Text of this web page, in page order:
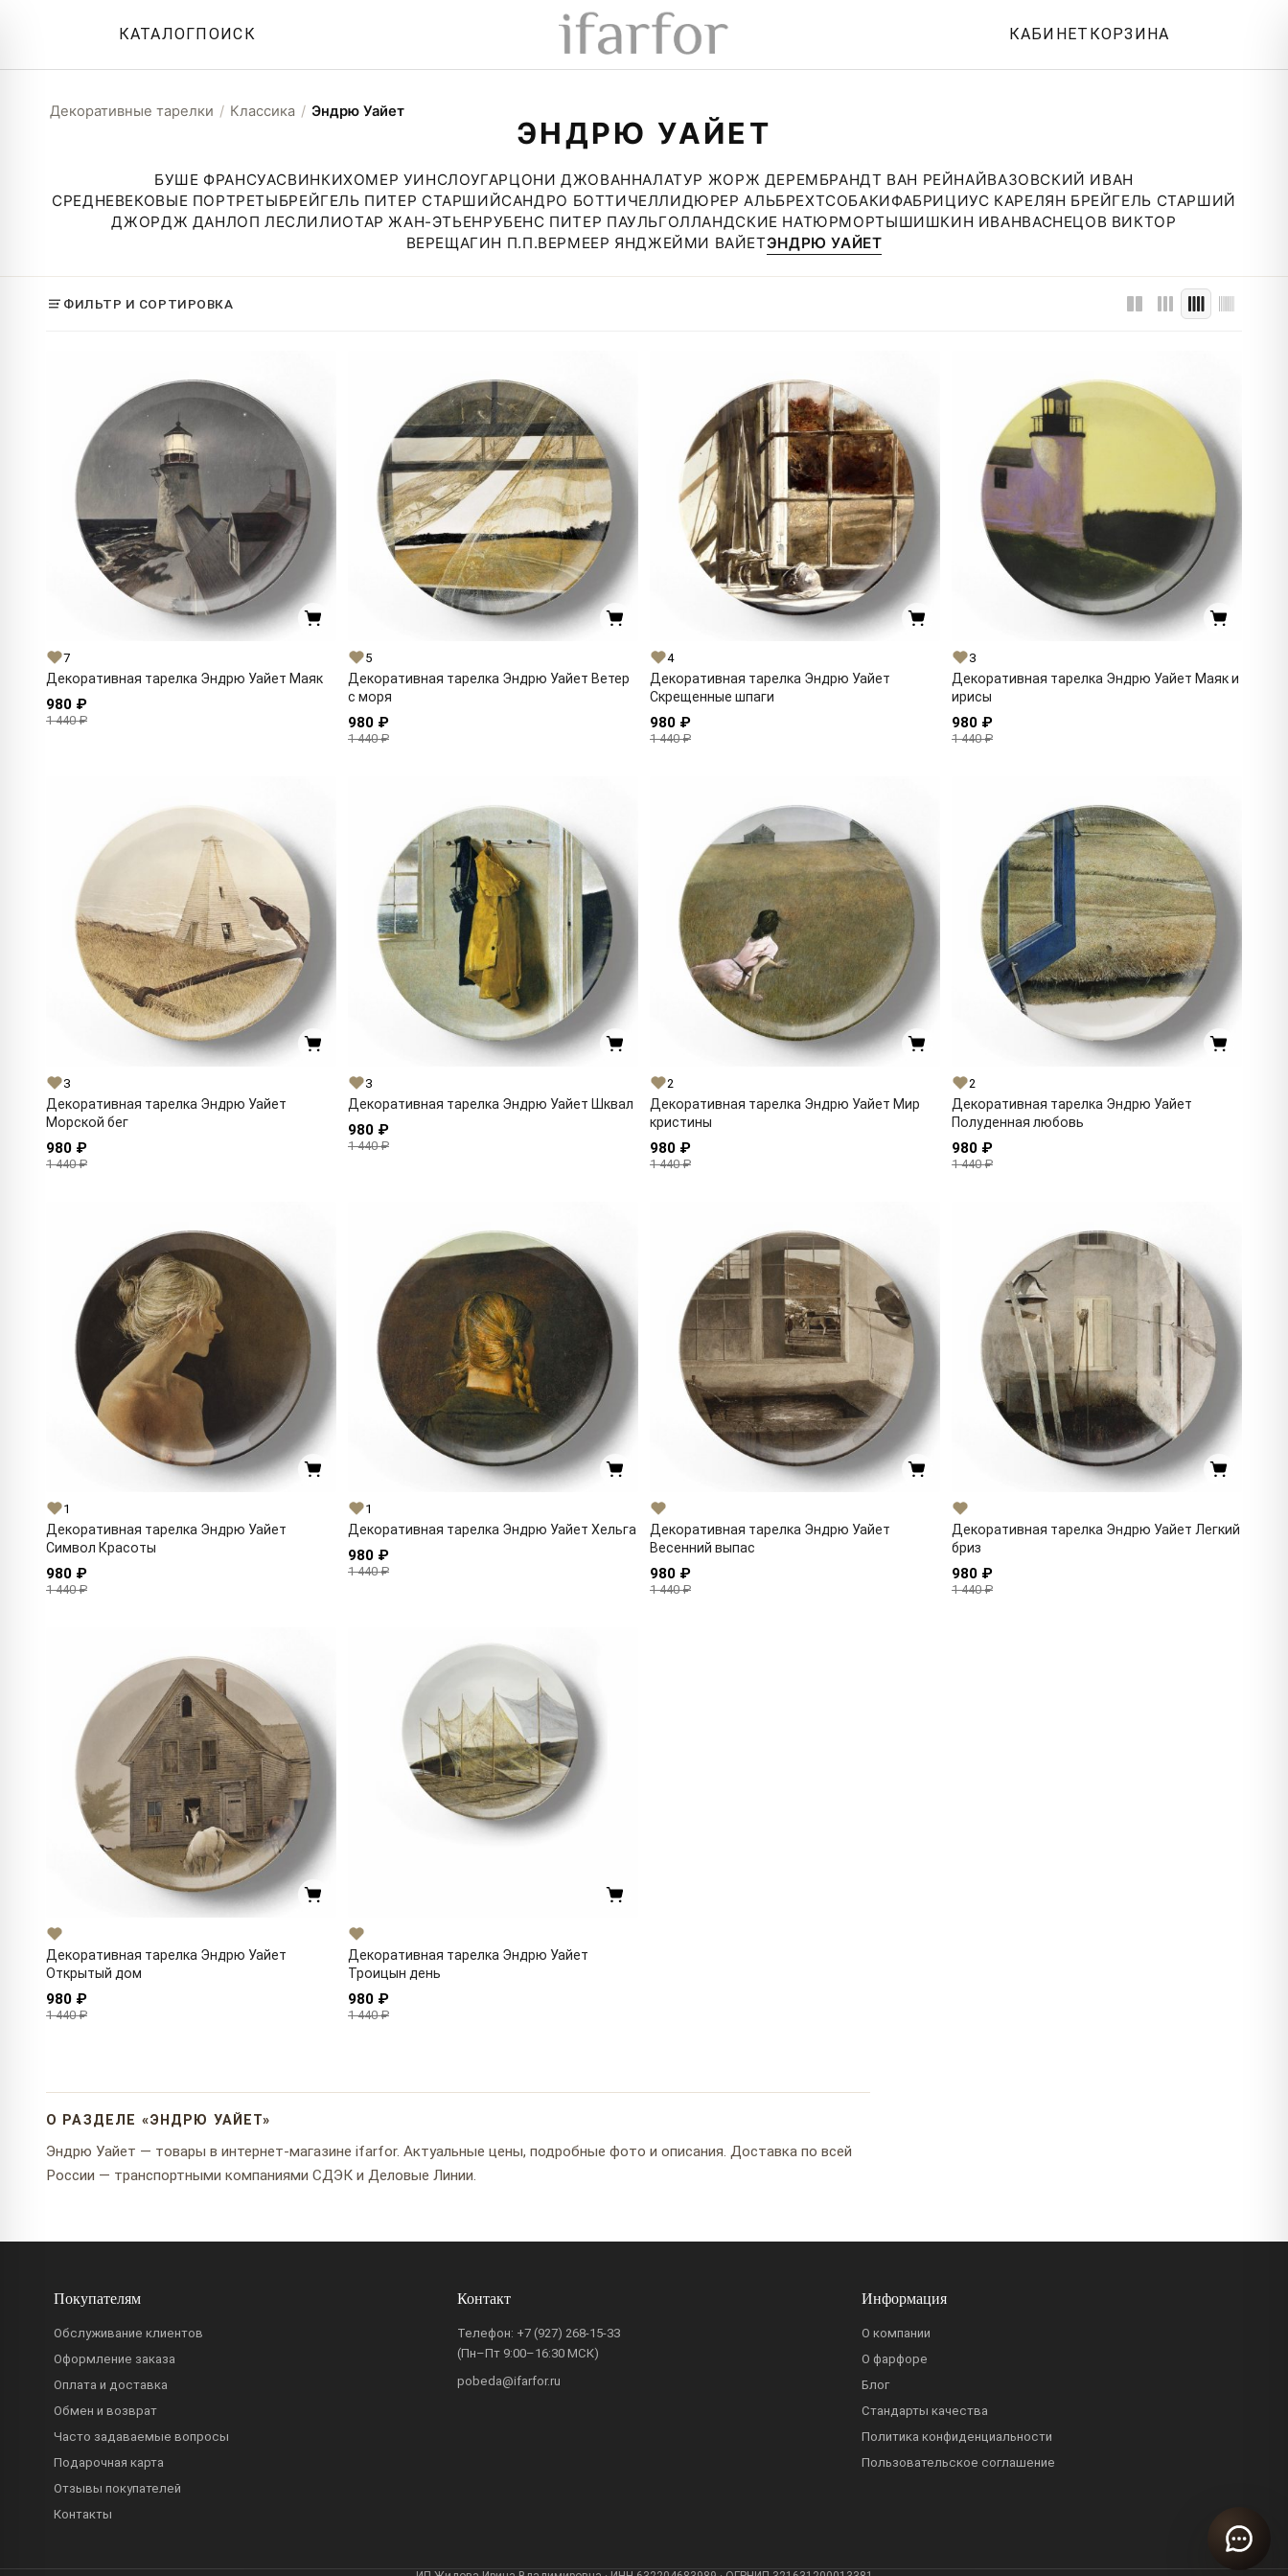
КАТАЛОГПОИСК КАБИНЕТ КОРЗИНА
Декоративные тарелки / Классика / Эндрю Уайет
ЭНДРЮ УАЙЕТ
БУШЕ ФРАНСУАСВИНКИХОМЕР УИНСЛОУГАРЦОНИ ДЖОВАННАЛАТУР ЖОРЖ ДЕРЕМБРАНДТ ВАН РЕЙНАЙВАЗОВСКИЙ ИВАН
СРЕДНЕВЕКОВЫЕ ПОРТРЕТЫБРЕЙГЕЛЬ ПИТЕР СТАРШИЙСАНДРО БОТТИЧЕЛЛИДЮРЕР АЛЬБРЕХТСОБАКИФАБРИЦИУС КАРЕЛЯН БРЕЙГЕЛЬ СТАРШИЙ
ДЖОРДЖ ДАНЛОП ЛЕСЛИЛИОТАР ЖАН-ЭТЬЕНРУБЕНС ПИТЕР ПАУЛЬГОЛЛАНДСКИЕ НАТЮРМОРТЫШИШКИН ИВАНВАСНЕЦОВ ВИКТОР
ВЕРЕЩАГИН П.П.ВЕРМЕЕР ЯНДЖЕЙМИ ВАЙЕТЭНДРЮ УАЙЕТ
ФИЛЬТР И СОРТИРОВКА
7
Декоративная тарелка Эндрю Уайет Маяк
980 ₽
1 440 ₽
5
Декоративная тарелка Эндрю Уайет Ветер
с моря
980 ₽
1 440 ₽
4
Декоративная тарелка Эндрю Уайет
Скрещенные шпаги
980 ₽
1 440 ₽
3
Декоративная тарелка Эндрю Уайет Маяк и
ирисы
980 ₽
1 440 ₽
3
Декоративная тарелка Эндрю Уайет
Морской бег
980 ₽
1 440 ₽
3
Декоративная тарелка Эндрю Уайет Шквал
980 ₽
1 440 ₽
2
Декоративная тарелка Эндрю Уайет Мир
кристины
980 ₽
1 440 ₽
2
Декоративная тарелка Эндрю Уайет
Полуденная любовь
980 ₽
1 440 ₽
1
Декоративная тарелка Эндрю Уайет
Символ Красоты
980 ₽
1 440 ₽
1
Декоративная тарелка Эндрю Уайет Хельга
980 ₽
1 440 ₽
Декоративная тарелка Эндрю Уайет
Весенний выпас
980 ₽
1 440 ₽
Декоративная тарелка Эндрю Уайет Легкий
бриз
980 ₽
1 440 ₽
Декоративная тарелка Эндрю Уайет
Открытый дом
980 ₽
1 440 ₽
Декоративная тарелка Эндрю Уайет
Троицын день
980 ₽
1 440 ₽
О РАЗДЕЛЕ «ЭНДРЮ УАЙЕТ»
Эндрю Уайет — товары в интернет-магазине ifarfor. Актуальные цены, подробные фото и описания. Доставка по всей
России — транспортными компаниями СДЭК и Деловые Линии.
Покупателям
Обслуживание клиентов
Оформление заказа
Оплата и доставка
Обмен и возврат
Часто задаваемые вопросы
Подарочная карта
Отзывы покупателей
Контакты
Контакт
Телефон: +7 (927) 268-15-33
(Пн–Пт 9:00–16:30 МСК)
pobeda@ifarfor.ru
Информация
О компании
О фарфоре
Блог
Стандарты качества
Политика конфиденциальности
Пользовательское соглашение